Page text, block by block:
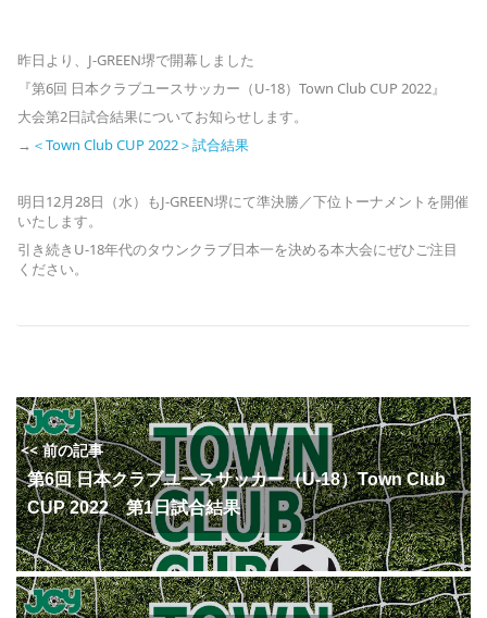
昨日より、J-GREEN堺で開幕しました
『第6回 日本クラブユースサッカー（U-18）Town Club CUP 2022』
大会第2日試合結果についてお知らせします。
→ ＜Town Club CUP 2022＞試合結果
明日12月28日（水）もJ-GREEN堺にて準決勝／下位トーナメントを開催
いたします。
引き続きU-18年代のタウンクラブ日本一を決める本大会にぜひご注目
ください。
<< 前の記事
第6回 日本クラブユースサッカー（U-18）Town Club
CUP 2022 第1日試合結果